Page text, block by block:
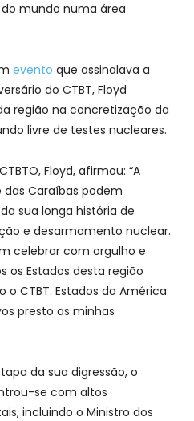
mundo numa área
evento que assinalava a
do CTBT, Floyd
região na concretização da
livre de testes nucleares.
Floyd, afirmou: “A
das Caraíbas podem
sua longa história de
e desarmamento nuclear.
celebrar com orgulho e
os Estados desta região
CTBT. Estados da América
presto as minhas
da sua digressão, o
se com altos
incluindo o Ministro dos